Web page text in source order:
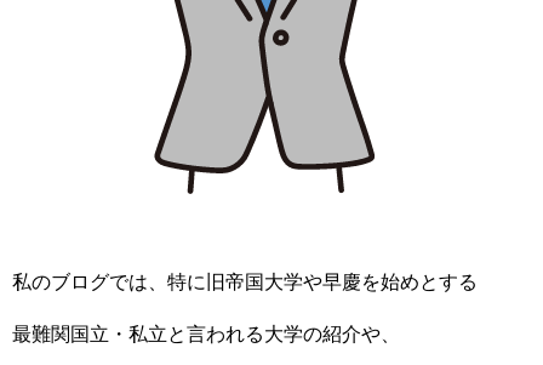
私のブログでは、特に旧帝国大学や早慶を始めとする
最難関国立・私立と言われる大学の紹介や、